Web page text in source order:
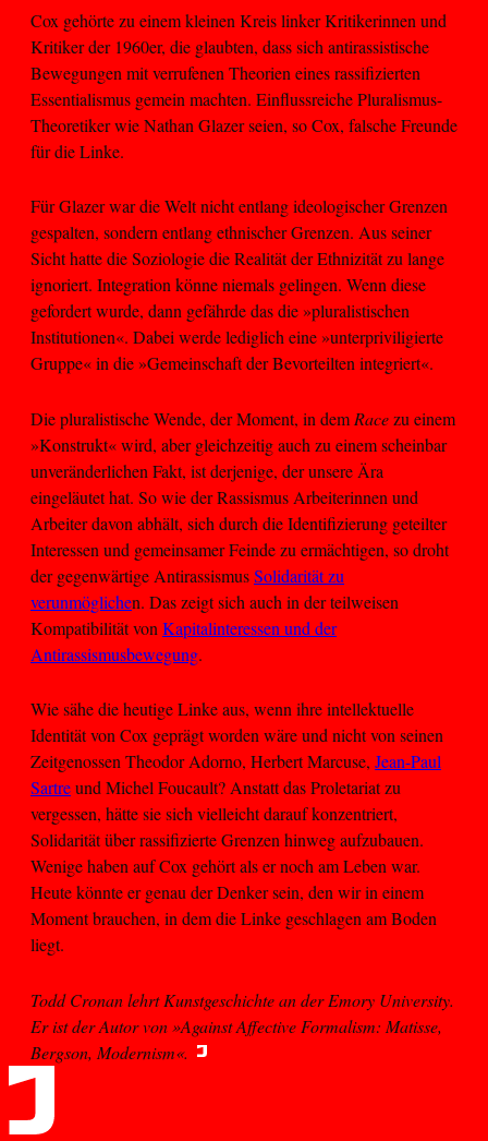
Cox gehörte zu einem kleinen Kreis linker Kritikerinnen und
Kritiker der 1960er, die glaubten, dass sich antirassistische
Bewegungen mit verrufenen Theorien eines rassifizierten
Essentialismus gemein machten. Einflussreiche Pluralismus-
Theoretiker wie Nathan Glazer seien, so Cox, falsche Freunde
für die Linke.
Für Glazer war die Welt nicht entlang ideologischer Grenzen
gespalten, sondern entlang ethnischer Grenzen. Aus seiner
Sicht hatte die Soziologie die Realität der Ethnizität zu lange
ignoriert. Integration könne niemals gelingen. Wenn diese
gefordert wurde, dann gefährde das die »pluralistischen
Institutionen«. Dabei werde lediglich eine »unterpriviligierte
Gruppe« in die »Gemeinschaft der Bevorteilten integriert«.
Die pluralistische Wende, der Moment, in dem Racezu einem
»Konstrukt« wird, aber gleichzeitig auch zu einem scheinbar
unveränderlichen Fakt, ist derjenige, der unsere Ära
eingeläutet hat. So wie der Rassismus Arbeiterinnen und
Arbeiter davon abhält, sich durch die Identifizierung geteilter
Interessen und gemeinsamer Feinde zu ermächtigen, so droht
der gegenwärtige AntirassismusSolidarität zu
verunmöglichen. Das zeigt sich auch in der teilweisen
Kompatibilität von Kapitalinteressen und der
Antirassismusbewegung.
Wie sähe die heutige Linke aus, wenn ihre intellektuelle
Identität von Cox geprägt worden wäre und nicht von seinen
Zeitgenossen Theodor Adorno, Herbert Marcuse, Jean-Paul
Sartreund Michel Foucault? Anstatt das Proletariat zu
vergessen, hätte sie sich vielleicht darauf konzentriert,
Solidarität über rassifizierte Grenzen hinweg aufzubauen.
Wenige haben auf Cox gehört als er noch am Leben war.
Heute könnte er genau der Denker sein, den wir in einem
Moment brauchen, in dem die Linke geschlagen am Boden
liegt.
Todd Cronan lehrt Kunstgeschichte an der Emory University.
Er ist der Autor von »Against Affective Formalism: Matisse,
Bergson, Modernism«.